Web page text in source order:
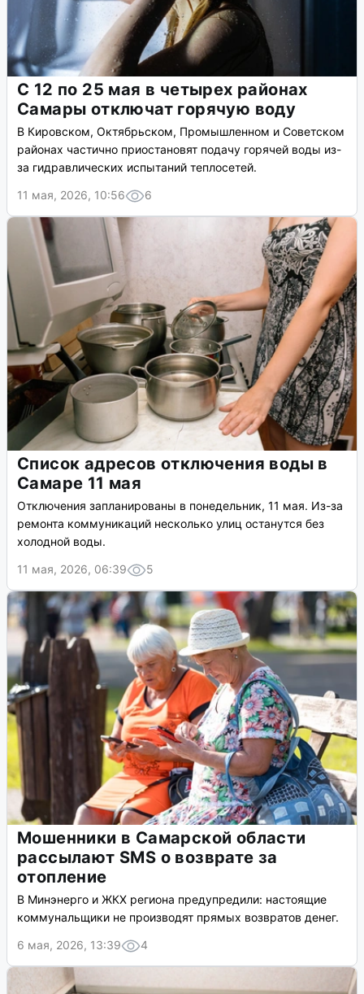
С 12 по 25 мая в четырех районах
Самары отключат горячую воду
В Кировском, Октябрьском, Промышленном и Советском
районах частично приостановят подачу горячей воды из-
за гидравлических испытаний теплосетей.
11 мая, 2026, 10:56
6
Список адресов отключения воды в
Самаре 11 мая
Отключения запланированы в понедельник, 11 мая. Из-за
ремонта коммуникаций несколько улиц останутся без
холодной воды.
11 мая, 2026, 06:39
5
Мошенники в Самарской области
рассылают SMS о возврате за
отопление
В Минэнерго и ЖКХ региона предупредили: настоящие
коммунальщики не производят прямых возвратов денег.
6 мая, 2026, 13:39
4